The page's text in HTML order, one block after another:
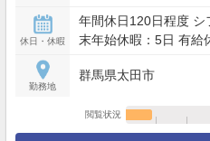
休日・休暇
年間休日120日程度
末年始休暇：5日 有給
勤務地
群馬県太田市
閲覧状況